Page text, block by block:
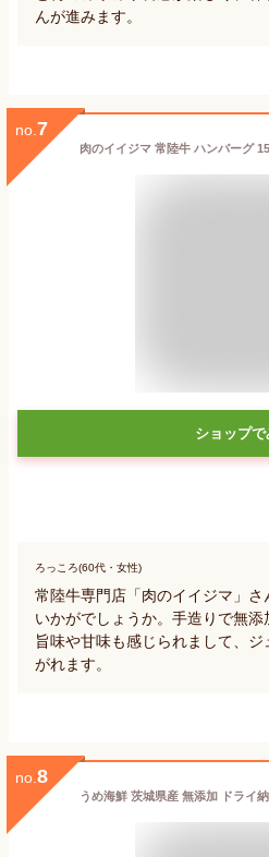
んが進みます。
no. 7
ショップで
ろっころ(60代・女性)
常陸牛専門店「肉のイイジマ」
いかがでしょうか。手造りで無
旨味や甘味も感じられまして、
がれます。
no. 8